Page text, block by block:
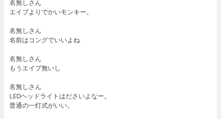
名無しさん
エイプよりでかいモンキー。
名無しさん
名前はコングでいいよね
名無しさん
もうエイプ無いし
名無しさん
LEDヘッドライトはださいよなー。
普通の一灯式がいい。